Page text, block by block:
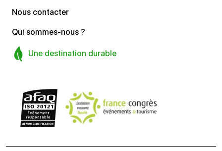
Nous contacter
Qui sommes-nous ?
Une destination durable